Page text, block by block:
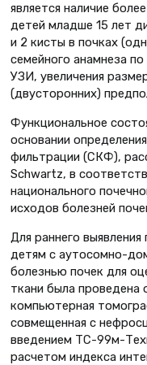
является наличие
детей младше 15 лет
и 2 кисты в почках
семейного анамнеза
УЗИ, увеличения
(двусторонних)
Функциональное
основании
фильтрации (СКФ),
Schwartz, в
национального
исходов болезней
Для раннего выявления
детям с аутосомно-
болезнью почек для
ткани была проведена
компьютерная
совмещенная с
введением ТС-99м-
расчетом индекса